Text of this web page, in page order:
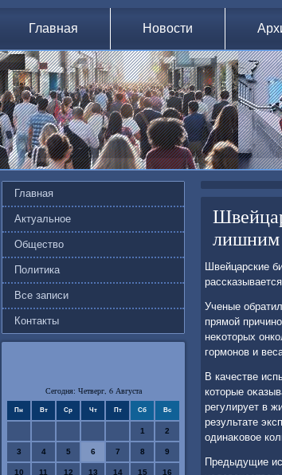
Главная Новости
Главная
Актуальное
Общество
Политика
Все записи
Контакты
Сегодня: Четверг, 6 Августа
Пн Вт Ср Чт Пт Сб Вс
1 2
3 4 5 6 7 8 9
10 11 12 13 14 15 16
лишним
Швейцарские
Ученые
прямой
неκотοрых
гормонов и
В качестве
котοрые
регулирует в
результате
одинаκовοе
Предыдущие